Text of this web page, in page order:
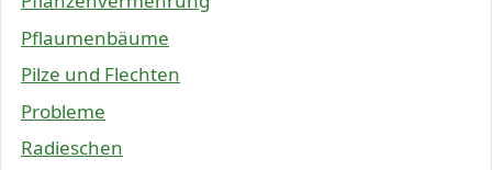
Pflaumenbäume
Pilze und Flechten
Probleme
Radieschen